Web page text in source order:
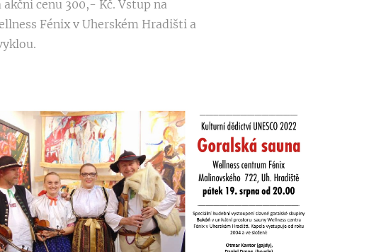
cenu 300,- Kč. Vstup na
Fénix v Uherském Hradišti a